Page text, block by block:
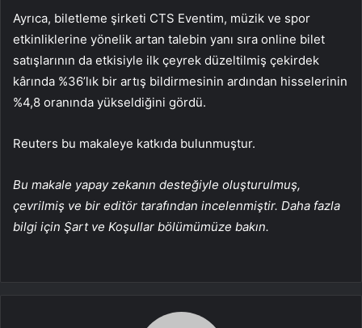
Ayrıca, biletleme şirketi CTS Eventim, müzik ve spor
etkinliklerine yönelik artan talebin yanı sıra online bilet
satışlarının da etkisiyle ilk çeyrek düzeltilmiş çekirdek
kârında %36’lık bir artış bildirmesinin ardından hisselerinin
%4,8 oranında yükseldiğini gördü.
Reuters bu makaleye katkıda bulunmuştur.
Bu makale yapay zekanın desteğiyle oluşturulmuş,
çevrilmiş ve bir editör tarafından incelenmiştir. Daha fazla
bilgi için Şart ve Koşullar bölümümüze bakın.